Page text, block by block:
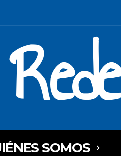
SOMOS